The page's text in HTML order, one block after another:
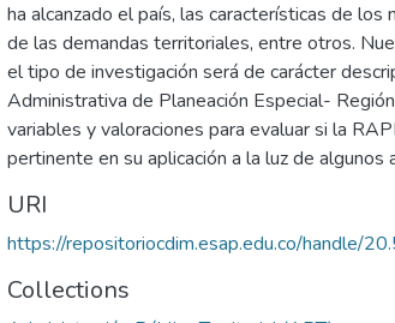
ha alcanzado el país, las características de
de las demandas territoriales, entre otros.
el tipo de investigación será de carácter
Administrativa de Planeación Especial-
variables y valoraciones para evaluar si la
pertinente en su aplicación a la luz de
URI
https://repositoriocdim.esap.edu.co/handle/
Collections